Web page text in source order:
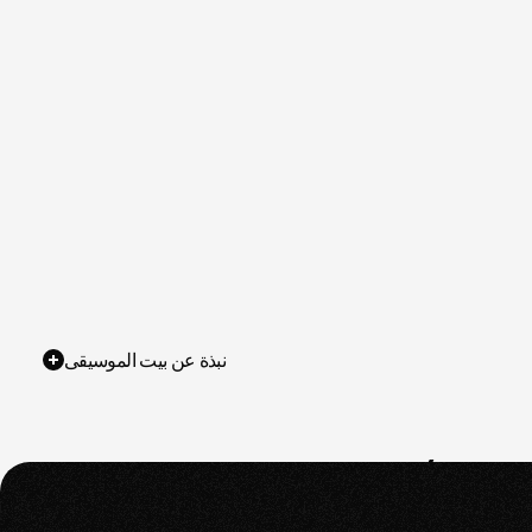
نبذة عن بيت الموسيقى
(٢٠١٨-